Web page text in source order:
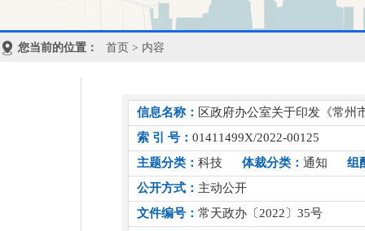
您当前的位置： 首页 > 内容
信息名称： 区政府办公室关于印发《常州
索 引 号： 01411499X/2022-00125
主题分类： 科技 体裁分类： 通知
组
公开方式： 主动公开
文件编号： 常天政办〔2022〕35号